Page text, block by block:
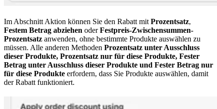
Im Abschnitt Aktion können Sie den Rabatt mit Prozentsatz,
Festem Betrag abziehen oderFestpreis-Zwischensummen-
Prozentsatz anwenden, ohne bestimmte Produkte auswählen zu
müssen. Alle anderen Methoden Prozentsatz unter Ausschluss
dieser Produkte, Prozentsatz nur für diese Produkte, Fester
Betrag unter Ausschluss dieser Produkte und Fester Betrag nur
für diese Produkte erfordern, dass Sie Produkte auswählen, damit
der Rabatt funktioniert.